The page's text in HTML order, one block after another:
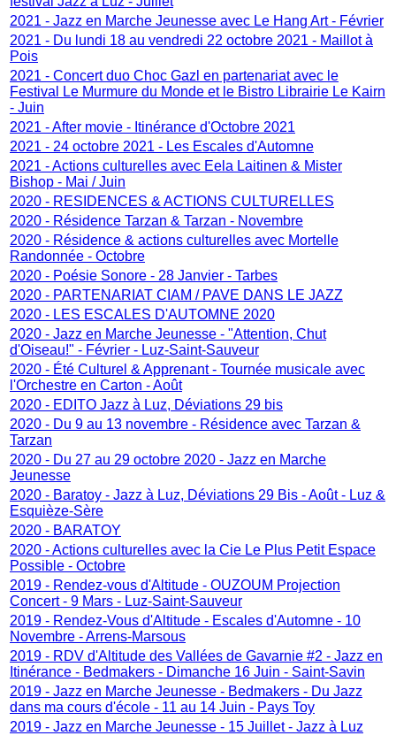
2021 - Jazz en Marche Jeunesse avec Le Hang Art - Février
2021 - Du lundi 18 au vendredi 22 octobre 2021 - Maillot à
Pois
2021 - Concert duo Choc Gazl en partenariat avec le
Festival Le Murmure du Monde et le Bistro Librairie Le Kairn
- Juin
2021 - After movie - Itinérance d'Octobre 2021
2021 - 24 octobre 2021 - Les Escales d'Automne
2021 - Actions culturelles avec Eela Laitinen & Mister
Bishop - Mai / Juin
2020 - RESIDENCES & ACTIONS CULTURELLES
2020 - Résidence Tarzan & Tarzan - Novembre
2020 - Résidence & actions culturelles avec Mortelle
Randonnée - Octobre
2020 - Poésie Sonore - 28 Janvier - Tarbes
2020 - PARTENARIAT CIAM / PAVE DANS LE JAZZ
2020 - LES ESCALES D'AUTOMNE 2020
2020 - Jazz en Marche Jeunesse - "Attention, Chut
d'Oiseau!" - Février - Luz-Saint-Sauveur
2020 - Été Culturel & Apprenant - Tournée musicale avec
l'Orchestre en Carton - Août
2020 - EDITO Jazz à Luz, Déviations 29 bis
2020 - Du 9 au 13 novembre - Résidence avec Tarzan &
Tarzan
2020 - Du 27 au 29 octobre 2020 - Jazz en Marche
Jeunesse
2020 - Baratoy - Jazz à Luz, Déviations 29 Bis - Août - Luz &
Esquièze-Sère
2020 - BARATOY
2020 - Actions culturelles avec la Cie Le Plus Petit Espace
Possible - Octobre
2019 - Rendez-vous d'Altitude - OUZOUM Projection
Concert - 9 Mars - Luz-Saint-Sauveur
2019 - Rendez-Vous d'Altitude - Escales d'Automne - 10
Novembre - Arrens-Marsous
2019 - RDV d'Altitude des Vallées de Gavarnie #2 - Jazz en
Itinérance - Bedmakers - Dimanche 16 Juin - Saint-Savin
2019 - Jazz en Marche Jeunesse - Bedmakers - Du Jazz
dans ma cours d'école - 11 au 14 Juin - Pays Toy
2019 - Jazz en Marche Jeunesse - 15 Juillet - Jazz à Luz